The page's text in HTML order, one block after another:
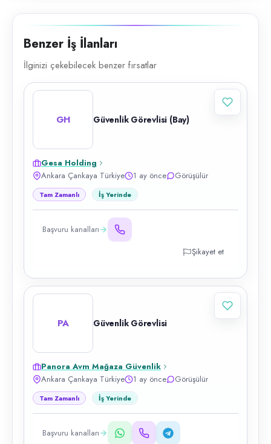
Benzer İş İlanları
İlginizi çekebilecek benzer fırsatlar
GH Güvenlik Görevlisi (Bay)
Gesa Holding
Ankara Çankaya Türkiye
1 ay önce Görüşülür
Tam Zamanlı İş Yerinde
Başvuru kanalları
Şikayet et
PA Güvenlik Görevlisi
Panora Avm Mağaza Güvenlik
Ankara Çankaya Türkiye
1 ay önce Görüşülür
Tam Zamanlı İş Yerinde
Başvuru kanalları